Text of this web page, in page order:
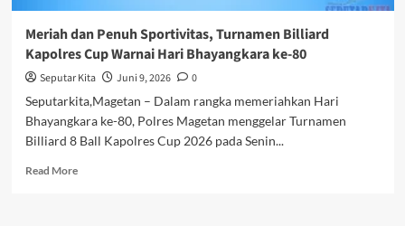
Meriah dan Penuh Sportivitas, Turnamen Billiard
Kapolres Cup Warnai Hari Bhayangkara ke-80
Seputar Kita Juni 9, 2026
0
Seputarkita,Magetan – Dalam rangka memeriahkan Hari
Bhayangkara ke-80, Polres Magetan menggelar Turnamen
Billiard 8 Ball Kapolres Cup 2026 pada Senin...
Read MoreRead